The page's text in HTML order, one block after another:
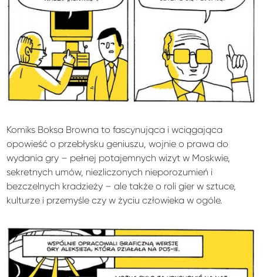
Komiks Boksa Browna to fascynująca i wciągająca
opowieść o przebłysku geniuszu, wojnie o prawa do
wydania gry – pełnej potajemnych wizyt w Moskwie,
sekretnych umów, niezliczonych nieporozumień i
bezczelnych kradzieży – ale także o roli gier w sztuce,
kulturze i przemyśle czy w życiu człowieka w ogóle.